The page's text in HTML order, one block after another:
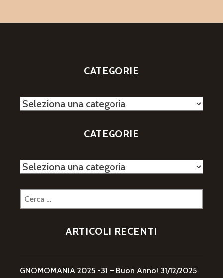
CATEGORIE
Categorie
CATEGORIE
Categorie
Ricerca
per:
ARTICOLI RECENTI
GNOMOMANIA 2025 -31 – Buon Anno! 31/12/2025